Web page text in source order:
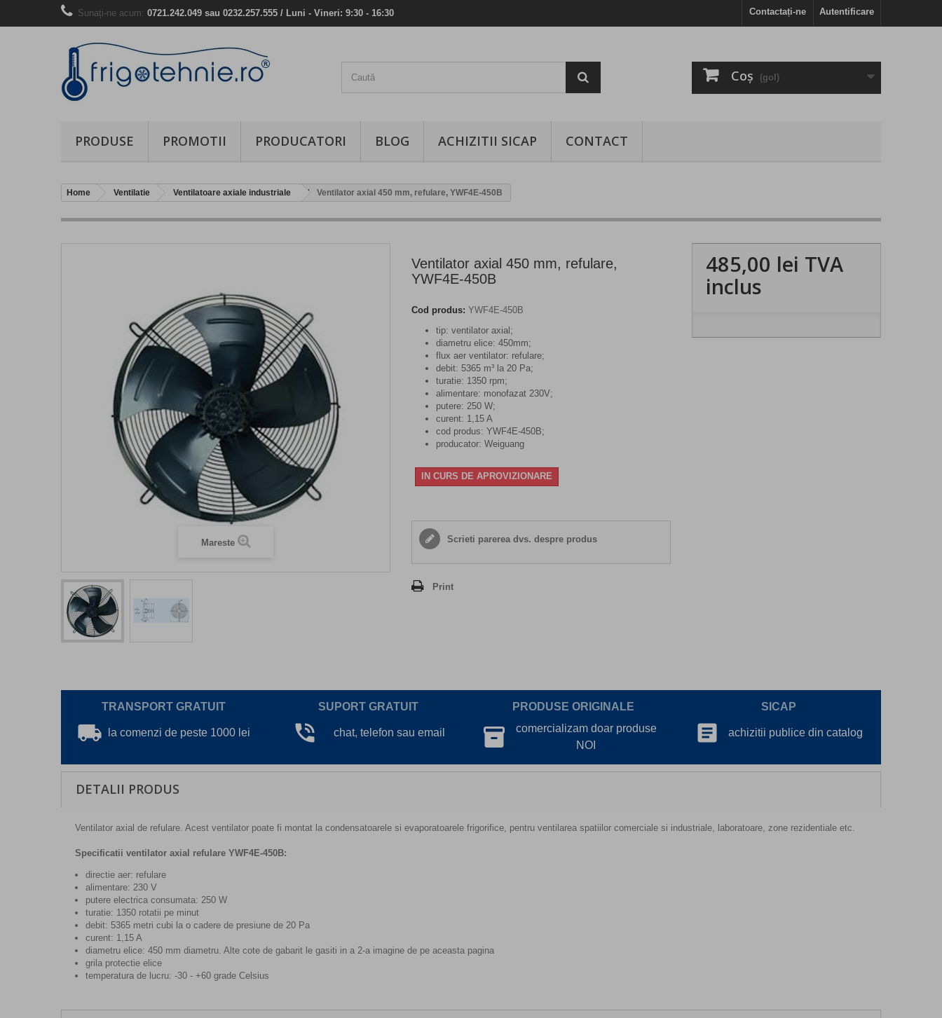
Autentificare
Contactați-ne
Sunați-ne acum: 0721.242.049 sau 0232.257.555 / Luni - Vineri: 9:30 - 16:30
Coş (gol)
PRODUSE PROMOTII PRODUCATORI BLOG ACHIZITII SICAP CONTACT
Home Ventilatie Ventilatoare axiale industriale Ventilator axial 450 mm, refulare, YWF4E-450B
Mareste
Ventilator axial 450 mm, refulare,
YWF4E-450B
Cod produs: YWF4E-450B
tip: ventilator axial;
diametru elice: 450mm;
flux aer ventilator: refulare;
debit: 5365 m³ la 20 Pa;
turatie: 1350 rpm;
alimentare: monofazat 230V;
putere: 250 W;
curent: 1,15 A
cod produs: YWF4E-450B;
producator: Weiguang
IN CURS DE APROVIZIONARE
Scrieti parerea dvs. despre produs
Print
485,00 lei TVA
inclus
TRANSPORT GRATUIT
local_shipping la comenzi de peste 1000 lei
SUPORT GRATUIT
phone_in_talk chat, telefon sau email
PRODUSE ORIGINALE
inventory_2
comercializam doar produse
NOI
SICAP
article achizitii publice din catalog
DETALII PRODUS
Ventilator axial de refulare. Acest ventilator poate fi montat la condensatoarele si evaporatoarele frigorifice, pentru ventilarea spatiilor comerciale si industriale, laboratoare, zone rezidentiale etc.
Specificatii ventilator axial refulare YWF4E-450B:
directie aer: refulare
alimentare: 230 V
putere electrica consumata: 250 W
turatie: 1350 rotatii pe minut
debit: 5365 metri cubi la o cadere de presiune de 20 Pa
curent: 1,15 A
diametru elice: 450 mm diametru. Alte cote de gabarit le gasiti in a 2-a imagine de pe aceasta pagina
grila protectie elice
temperatura de lucru: -30 - +60 grade Celsius